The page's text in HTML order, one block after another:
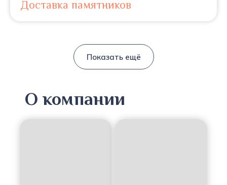
Доставка памятников
Показать ещё
О компании